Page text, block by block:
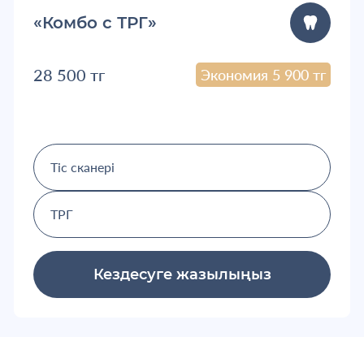
«Комбо с ТРГ»
28 500 тг Экономия 5 900 тг
Тіс сканері
ТРГ
Кездесуге жазылыңыз